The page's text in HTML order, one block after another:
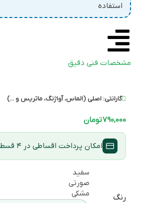
استفاده
مشخصات فنی دقیق
گارانتی: اصلی (الماس، آواژنگ، ماتریس و ...)
۷۹۰,۰۰۰تومان
امکان پرداخت اقساطی در ۴ قسط
رنگ
سفید
صورتی
مشکی